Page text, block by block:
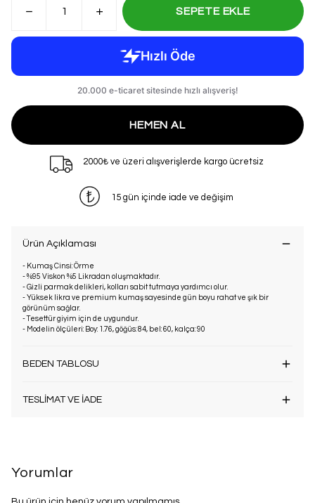
SEPETE EKLE
HEMEN AL
2000₺ ve üzeri alışverişlerde kargo ücretsiz
15 gün içinde iade ve değişim
Ürün Açıklaması
- Kumaş Cinsi: Örme
- %95 Viskon %5 Likradan oluşmaktadır.
- Gizli parmak delikleri, kolları sabit tutmaya yardımcı olur.
- Yüksek likra ve premium kumaş sayesinde gün boyu rahat ve şık bir
görünüm sağlar.
- Tesettür giyim için de uygundur.
- Modelin ölçüleri: Boy: 1.76, göğüs: 84, bel: 60, kalça: 90
BEDEN TABLOSU
TESLİMAT VE İADE
Yorumlar